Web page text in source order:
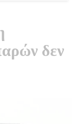
δεν